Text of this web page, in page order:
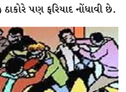
પણ ફરિયાદ નોંધાવી છે.